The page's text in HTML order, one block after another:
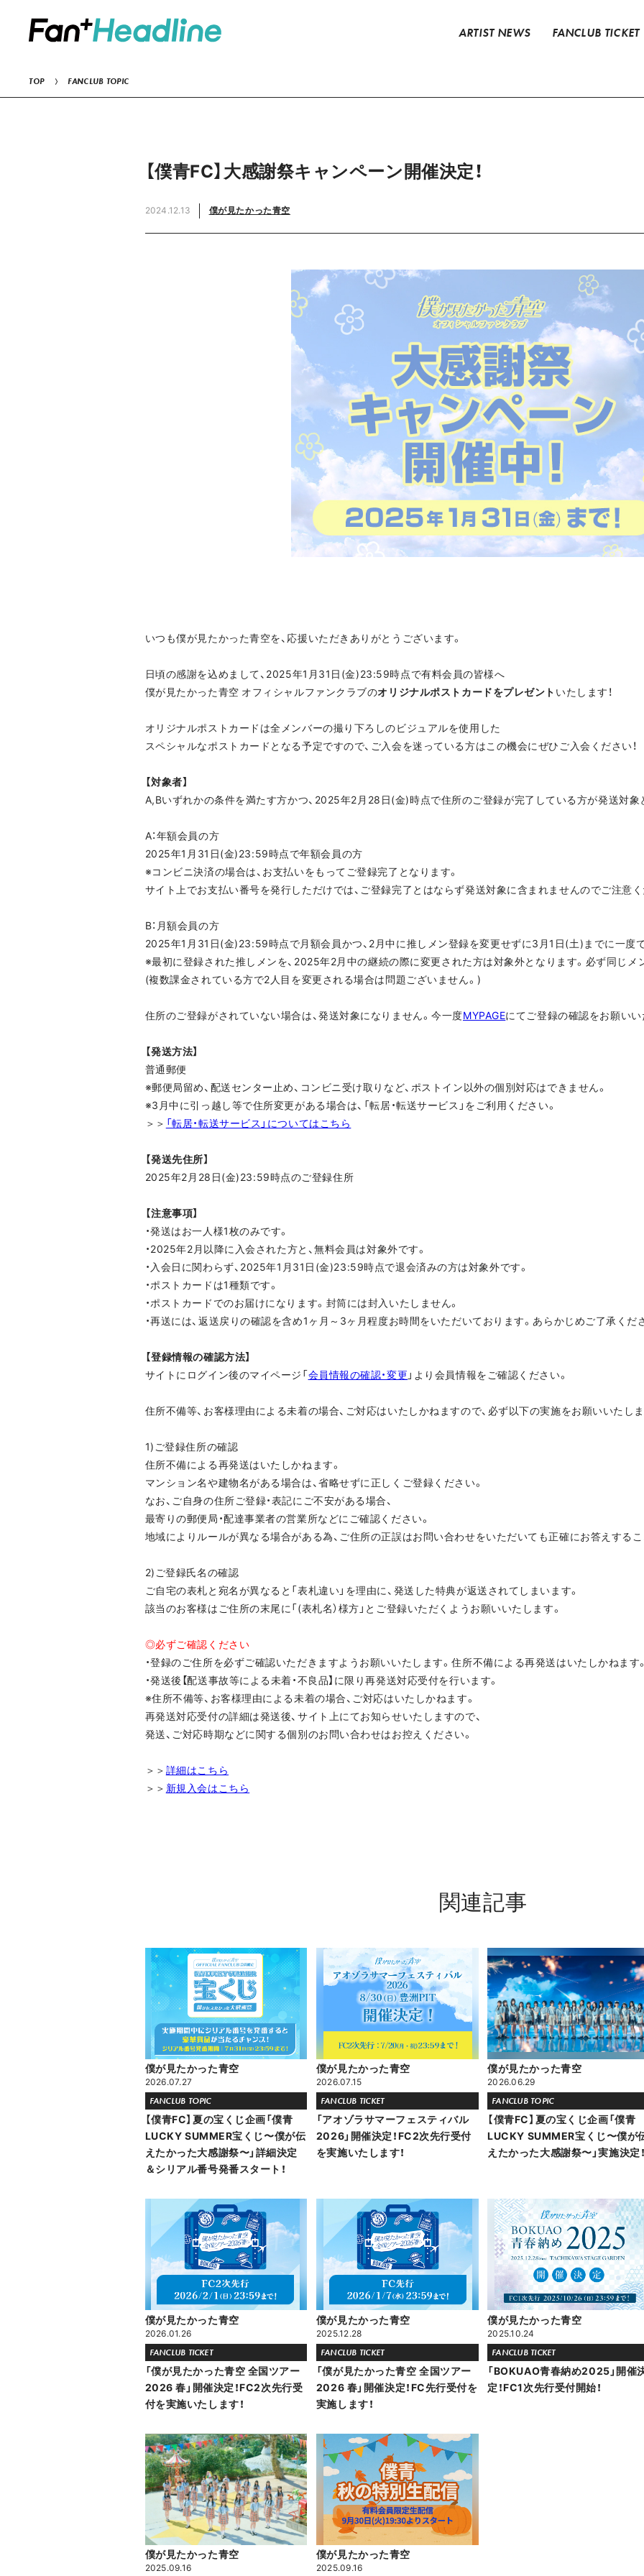
ARTIST NEWS FANCLUB TICKET
TOP FANCLUB TOPIC
【僕青FC】大感謝祭キャンペーン開催決定！
2024.12.13 僕が見たかった青空
いつも僕が見たかった青空を、応援いただきありがとうございます。
日頃の感謝を込めまして、2025年1月31日(金)23:59時点で有料会員の皆様へ
僕が見たかった青空 オフィシャルファンクラブのオリジナルポストカードをプレゼント いたします！
オリジナルポストカードは全メンバーの撮り下ろしのビジュアルを使用した
スペシャルなポストカードとなる予定ですので、ご入会を迷っている方はこの機会にぜひご入会ください！
【対象者】
A,Bいずれかの条件を満たす方かつ、2025年2月28日(金)時点で住所のご登録が完了している方が発送対象
A：年額会員の方
2025年1月31日(金)23:59時点で年額会員の方
※コンビニ決済の場合は、お支払いをもってご登録完了となります。
サイト上でお支払い番号を発行しただけでは、ご登録完了とはならず発送対象に含まれませんのでご注意く
B：月額会員の方
2025年1月31日(金)23:59時点で月額会員かつ、2月中に推しメン登録を変更せずに3月1日(土)までに一度
※最初に登録された推しメンを、2025年2月中の継続の際に変更された方は対象外となります。必ず同じメ
(複数課金されている方で2人目を変更される場合は問題ございません。)
住所のご登録がされていない場合は、発送対象になりません。今一度MYPAGEにてご登録の確認をお願いい
【発送方法】
普通郵便
※郵便局留め、配送センター止め、コンビニ受け取りなど、ポストイン以外の個別対応はできません。
※3月中に引っ越し等で住所変更がある場合は、「転居・転送サービス」をご利用ください。
＞＞ 「転居・転送サービス」についてはこちら
【発送先住所】
2025年2月28日(金)23:59時点のご登録住所
【注意事項】
・発送はお一人様1枚のみです。
・2025年2月以降に入会された方と、無料会員は対象外です。
・入会日に関わらず、2025年1月31日(金)23:59時点で退会済みの方は対象外です。
・ポストカードは1種類です。
・ポストカードでのお届けになります。封筒には封入いたしません。
・再送には、返送戻りの確認を含め1ヶ月～3ヶ月程度お時間をいただいております。あらかじめご了承くだ
【登録情報の確認方法】
サイトにログイン後のマイページ「会員情報の確認・変更 」より会員情報をご確認ください。
住所不備等、お客様理由による未着の場合、ご対応はいたしかねますので、必ず以下の実施をお願いいたしま
1)ご登録住所の確認
住所不備による再発送はいたしかねます。
マンション名や建物名がある場合は、省略せずに正しくご登録ください。
なお、ご自身の住所ご登録・表記にご不安がある場合、
最寄りの郵便局・配達事業者の営業所などにご確認ください。
地域によりルールが異なる場合がある為、ご住所の正誤はお問い合わせをいただいても正確にお答えするこ
2)ご登録氏名の確認
ご自宅の表札と宛名が異なると「表札違い」を理由に、発送した特典が返送されてしまいます。
該当のお客様はご住所の末尾に「(表札名）様方」とご登録いただくようお願いいたします。
◎必ずご確認ください
・登録のご住所を必ずご確認いただきますようお願いいたします。住所不備による再発送はいたしかねます。
・発送後【配送事故等による未着・不良品】に限り再発送対応受付を行います。
※住所不備等、お客様理由による未着の場合、ご対応はいたしかねます。
再発送対応受付の詳細は発送後、サイト上にてお知らせいたしますので、
発送、ご対応時期などに関する個別のお問い合わせはお控えください。
＞＞ 詳細はこちら
＞＞ 新規入会はこちら
関連記事
僕が見たかった青空
2026.07.27
FANCLUB TOPIC
【僕青FC】夏の宝くじ企画「僕青
LUCKY SUMMER宝くじ〜僕が伝
えたかった大感謝祭〜」詳細決定
＆シリアル番号発番スタート！
僕が見たかった青空
2026.07.15
FANCLUB TICKET
「アオゾラサマーフェスティバル
2026」開催決定！FC2次先行受付
を実施いたします！
僕が見たかった青空
2026.06.29
FANCLUB TOPIC
【僕青FC】夏の宝くじ企画「僕青
LUCKY SUMMER宝くじ〜僕が
えたかった大感謝祭〜」実施決定！
僕が見たかった青空
2026.01.26
FANCLUB TICKET
「僕が見たかった青空 全国ツアー
2026 春」開催決定！FC2次先行受
付を実施いたします！
僕が見たかった青空
2025.12.28
FANCLUB TICKET
「僕が見たかった青空 全国ツアー
2026 春」開催決定！FC先行受付を
実施します！
僕が見たかった青空
2025.10.24
FANCLUB TICKET
「BOKUAO青春納め2025」開催
定！FC1次先行受付開始！
僕が見たかった青空
2025.09.16
僕が見たかった青空
2025.09.16